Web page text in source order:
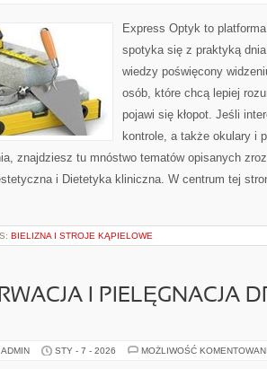
Express Optyk to
spotyka się z praktyką
wiedzy poświęcony
osób, które chcą lepiej
pojawi się kłopot. Jeśli
kontrole, a także okulary i
znajdziesz tu mnóstwo tematów opisanych
i Dietetyka kliniczna. W centrum tej
BIELIZNA I STROJE KĄPIELOWE
I PIELĘGNACJA
STY - 7 - 2026 MOŻLIWOŚĆ